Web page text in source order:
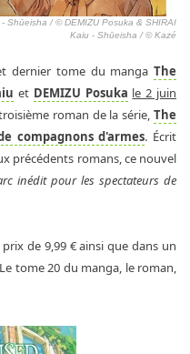
Shūeisha / © DEMIZU Posuka & SHIRAI
Kaiu - Shūeisha / © Kazé
dernier tome du manga The
et DEMIZU Posuka le 2 juin
roman de la série,The
compagnons d'armes. Écrit
précédents romans, ce nouvel
inédit pour les spectateurs de
de 9,99 € ainsi que dans un
tome 20 du manga, le roman,